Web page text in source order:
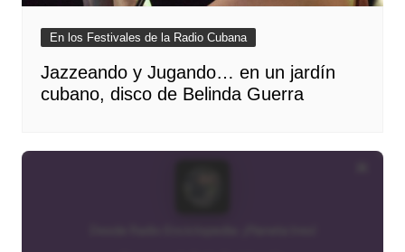
En los Festivales de la Radio Cubana
Jazzeando y Jugando… en un jardín
cubano, disco de Belinda Guerra